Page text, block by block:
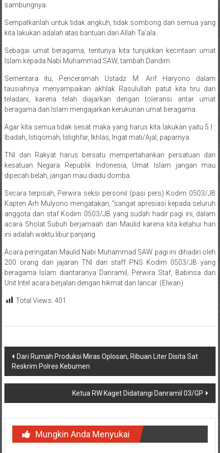
sambungnya.
Sempatkanlah untuk tidak angkuh, tidak sombong dan semua yang
kita lakukan adalah atas bantuan dari Allah Ta’ala.
Sebagai umat beragama, tentunya kita tunjukkan kecintaan umat
Islam kepada Nabi Muhammad SAW, tambah Dandim.
Sementara itu, Penceramah Ustadz M. Arif Haryono dalam
tausiahnya menyampaikan akhlak Rasulullah patut kita tiru dan
teladani, karena telah diajarkan dengan toleransi antar umat
beragama dan Islam mengajarkan kerukunan umat beragama.
Agar kita semua tidak sesat maka yang harus kita lakukan yaitu 5 I :
Ibadah, Istiqomah, Istighfar, Ikhlas, Ingat mati/Ajal, paparnya.
TNI dan Rakyat harus bersatu mempertahankan persatuan dan
kesatuan Negara Republik Indonesia, Umat Islam jangan mau
dipecah belah, jangan mau diadu domba.
Secara terpisah, Perwira seksi personil (pasi pers) Kodim 0503/JB
Kapten Arh Mulyono mengatakan, “sangat apresiasi kepada seluruh
anggota dan staf Kodim 0503/JB yang sudah hadir pagi ini, dalam
acara Sholat Subuh berjamaah dan Maulid karena kita ketahui hari
ini adalah waktu libur panjang.
Acara peringatan Maulid Nabi Muhammad SAW pagi ini dihadiri oleh
200 orang dari jajaran TNI dan staff PNS Kodim 0503/JB yang
beragama Islam diantaranya Danramil, Perwira Staf, Babinsa dan
Unit Intel acara berjalan dengan hikmat dan lancar. (Elwan)
Total Views: 401
Navigasi
pos
Dari Rumah Produksi Miras Oplosan, Ribuan Liter Disita Sat
Reskrim Polres Kebumen
Ketua RW Kaget Didatangi Danramil 03/GP
Mungkin Anda Menyukai